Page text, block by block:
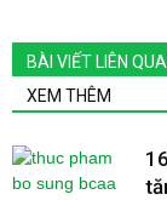
BÀI VIẾT LIÊN
XEM THÊM